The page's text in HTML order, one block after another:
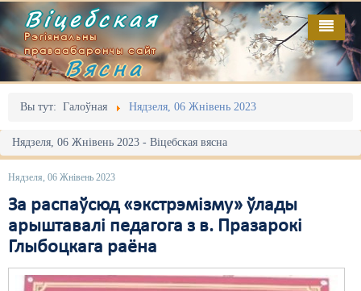
Віцебская
Рэгіянальны
праваабарончы сайт
Вясна
Вы тут: Галоўная Нядзеля, 06 Жнівень 2023
Нядзеля, 06 Жнівень 2023 - Віцебская вясна
Нядзеля, 06 Жнівень 2023
За распаўсюд «экстрэмізму» ўлады
арыштавалі педагога з в. Празарокі
Глыбоцкага раёна
Галоўная
Адміністрацыйны перасьлед
Акцыі
Выбары
Грамадзянскія ініцыятывы
Дзяржава
Выданьні
Відэа
Пра нас
RSS